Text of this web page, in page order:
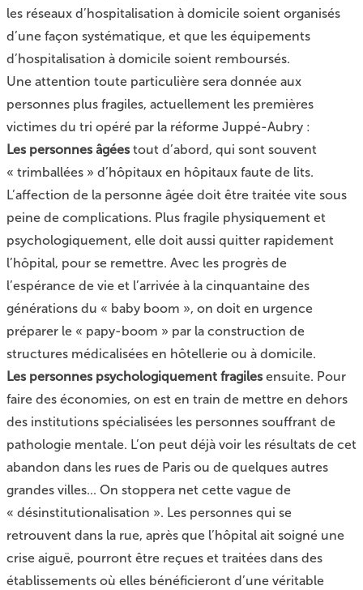
les réseaux d’hospitalisation à domicile soient organisés
d’une façon systématique, et que les équipements
d’hospitalisation à domicile soient remboursés.
Une attention toute particulière sera donnée aux
personnes plus fragiles, actuellement les premières
victimes du tri opéré par la réforme Juppé-Aubry :
Les personnes âgéestout d’abord, qui sont souvent
« trimballées » d’hôpitaux en hôpitaux faute de lits.
L’affection de la personne âgée doit être traitée vite sous
peine de complications. Plus fragile physiquement et
psychologiquement, elle doit aussi quitter rapidement
l’hôpital, pour se remettre. Avec les progrès de
l’espérance de vie et l’arrivée à la cinquantaine des
générations du « baby boom », on doit en urgence
préparer le « papy-boom » par la construction de
structures médicalisées en hôtellerie ou à domicile.
Les personnes psychologiquement fragilesensuite. Pour
faire des économies, on est en train de mettre en dehors
des institutions spécialisées les personnes souffrant de
pathologie mentale. L’on peut déjà voir les résultats de cet
abandon dans les rues de Paris ou de quelques autres
grandes villes... On stoppera net cette vague de
« désinstitutionalisation ». Les personnes qui se
retrouvent dans la rue, après que l’hôpital ait soigné une
crise aiguë, pourront être reçues et traitées dans des
établissements où elles bénéficieront d’une véritable